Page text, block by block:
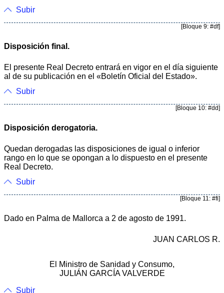
Subir
[Bloque 9: #df]
Disposición final.
El presente Real Decreto entrará en vigor en el día siguiente
al de su publicación en el «Boletín Oficial del Estado».
Subir
[Bloque 10: #dd]
Disposición derogatoria.
Quedan derogadas las disposiciones de igual o inferior
rango en lo que se opongan a lo dispuesto en el presente
Real Decreto.
Subir
[Bloque 11: #fi]
Dado en Palma de Mallorca a 2 de agosto de 1991.
JUAN CARLOS R.
El Ministro de Sanidad y Consumo,
JULIÁN GARCÍA VALVERDE
Subir